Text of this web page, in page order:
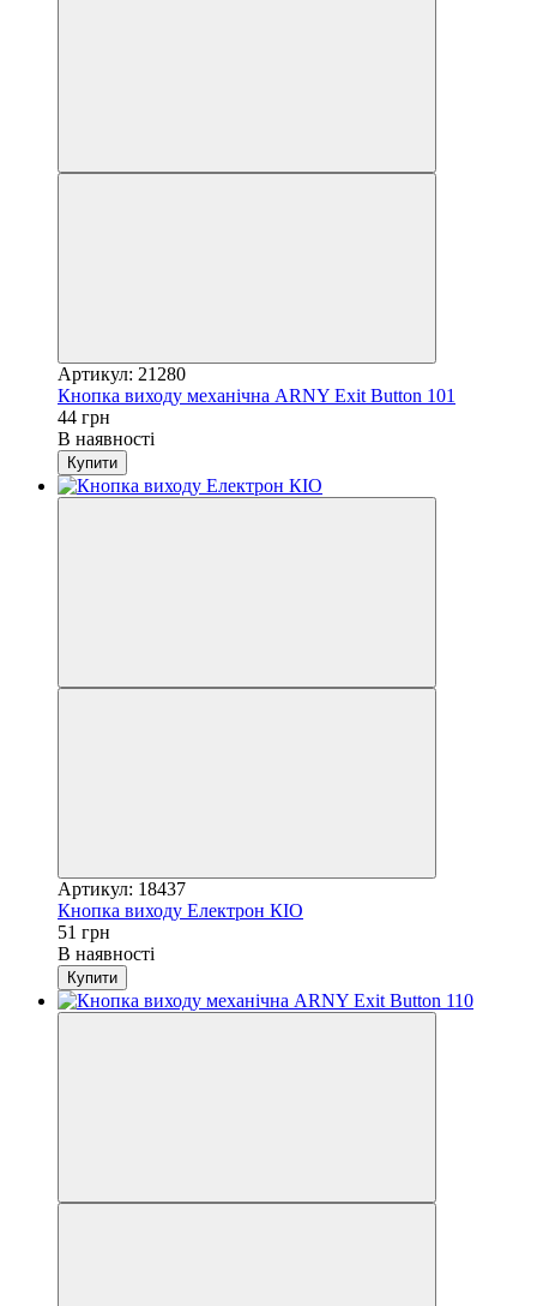
Артикул: 21280
Кнопка виходу механічна ARNY Exit Button 101
44 грн
В наявності
Купити
Артикул: 18437
Кнопка виходу Електрон КІО
51 грн
В наявності
Купити